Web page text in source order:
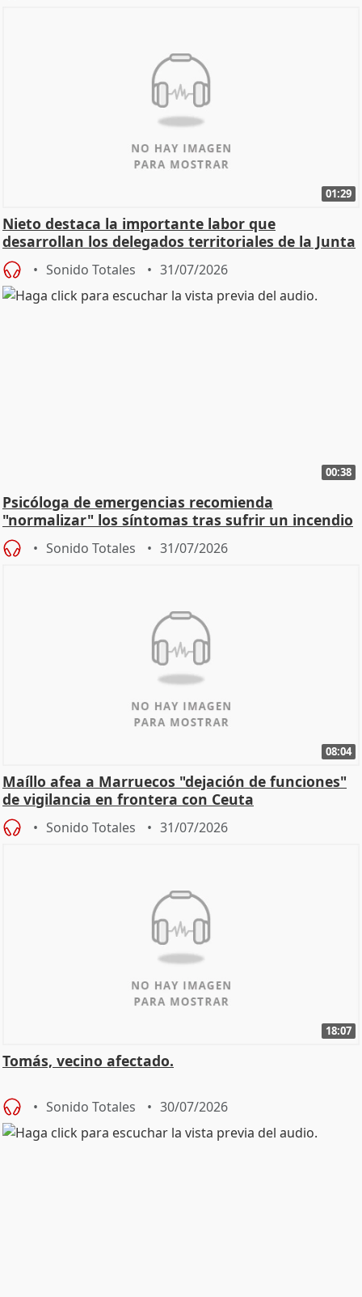
01:29
Nieto destaca la importante labor que
desarrollan los delegados territoriales de la Junta
Sonido Totales 31/07/2026
00:38
Psicóloga de emergencias recomienda
"normalizar" los síntomas tras sufrir un incendio
Sonido Totales 31/07/2026
08:04
Maíllo afea a Marruecos "dejación de funciones"
de vigilancia en frontera con Ceuta
Sonido Totales 31/07/2026
18:07
Tomás, vecino afectado.
Sonido Totales 30/07/2026